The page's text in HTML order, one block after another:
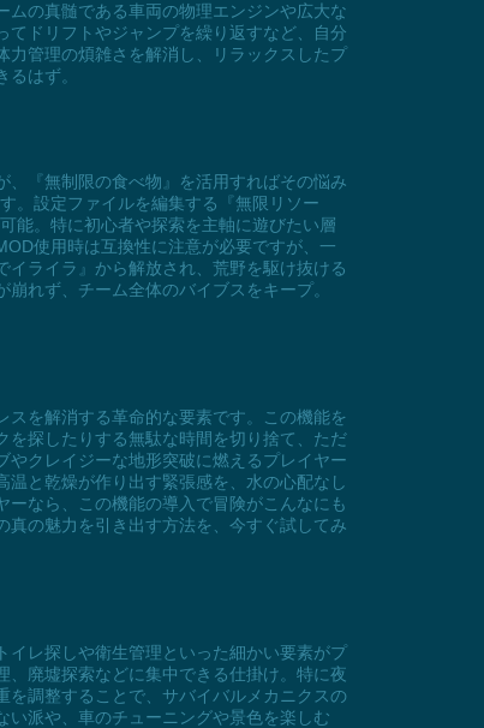
の真髄である車両の物理エンジンや広大な
ドリフトやジャンプを繰り返すなど、自分
力管理の煩雑さを解消し、リラックスしたプ
はず。
『無制限の食べ物』を活用すればその悩み
。設定ファイルを編集する『無限リソー
能。特に初心者や探索を主軸に遊びたい層
使用時は互換性に注意が必要ですが、一
ライラ』から解放され、荒野を駆け抜ける
れず、チーム全体のバイブスをキープ。
スを解消する革命的な要素です。この機能を
探したりする無駄な時間を切り捨て、ただ
クレイジーな地形突破に燃えるプレイヤー
と乾燥が作り出す緊張感を、水の心配なし
なら、この機能の導入で冒険がこんなにも
の魅力を引き出す方法を、今すぐ試してみ
レ探しや衛生管理といった細かい要素がプ
廃墟探索などに集中できる仕掛け。特に夜
を調整することで、サバイバルメカニクスの
い派や、車のチューニングや景色を楽しむ